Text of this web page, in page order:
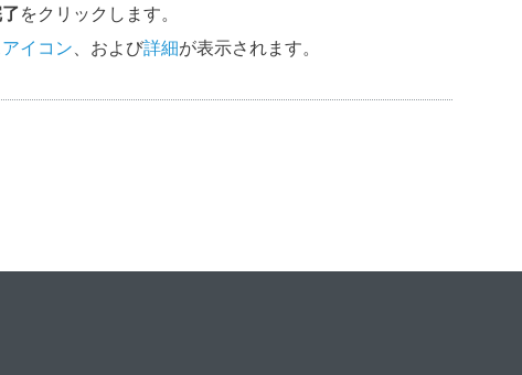
をクリックします。
イコン、および詳細が表示されます。